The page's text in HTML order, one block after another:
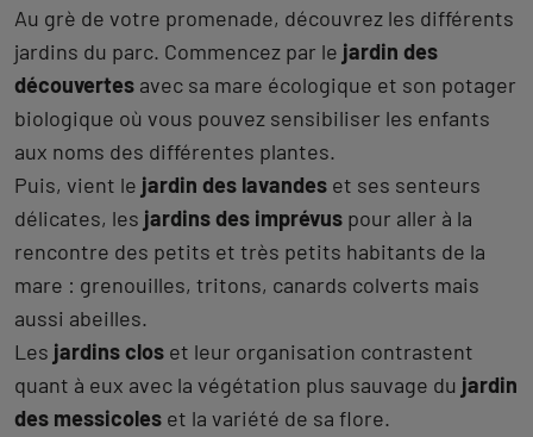
Au grè de votre promenade, découvrez les différents
jardins du parc. Commencez par le jardin des
découvertes avec sa mare écologique et son potager
biologique où vous pouvez sensibiliser les enfants
aux noms des différentes plantes.
Puis, vient le jardin des lavandes et ses senteurs
délicates, les jardins des imprévus pour aller à la
rencontre des petits et très petits habitants de la
mare : grenouilles, tritons, canards colverts mais
aussi abeilles.
Les jardins clos et leur organisation contrastent
quant à eux avec la végétation plus sauvage du jardin
des messicoles et la variété de sa flore.